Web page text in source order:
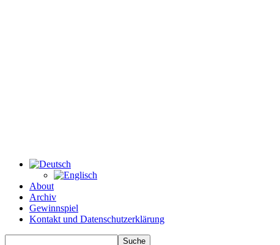
About
Archiv
Gewinnspiel
Kontakt und Datenschutzerklärung